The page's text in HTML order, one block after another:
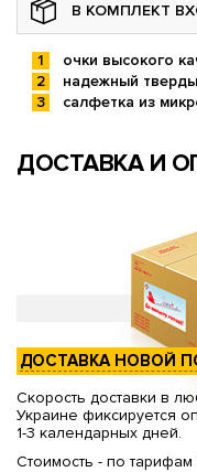
В КОМПЛЕКТ
очки высокого
надежный
салфетка из
ДОСТАВКА И
ДОСТАВКА НОВОЙ
Скорость доставки в
Украине фиксируется
1-3 календарных дней.
Стоимость - по